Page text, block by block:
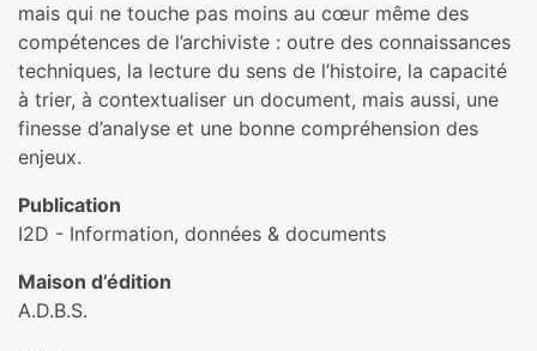
mais qui ne touche pas moins au cœur même des
compétences de l’archiviste : outre des connaissances
techniques, la lecture du sens de l’histoire, la capacité
à trier, à contextualiser un document, mais aussi, une
finesse d’analyse et une bonne compréhension des
enjeux.
Publication
I2D - Information, données & documents
Maison d’édition
A.D.B.S.